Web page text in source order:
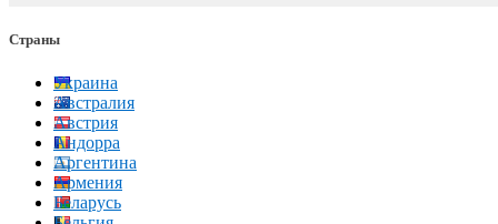
Страны
Украина
Австралия
Австрия
Андорра
Аргентина
Армения
Беларусь